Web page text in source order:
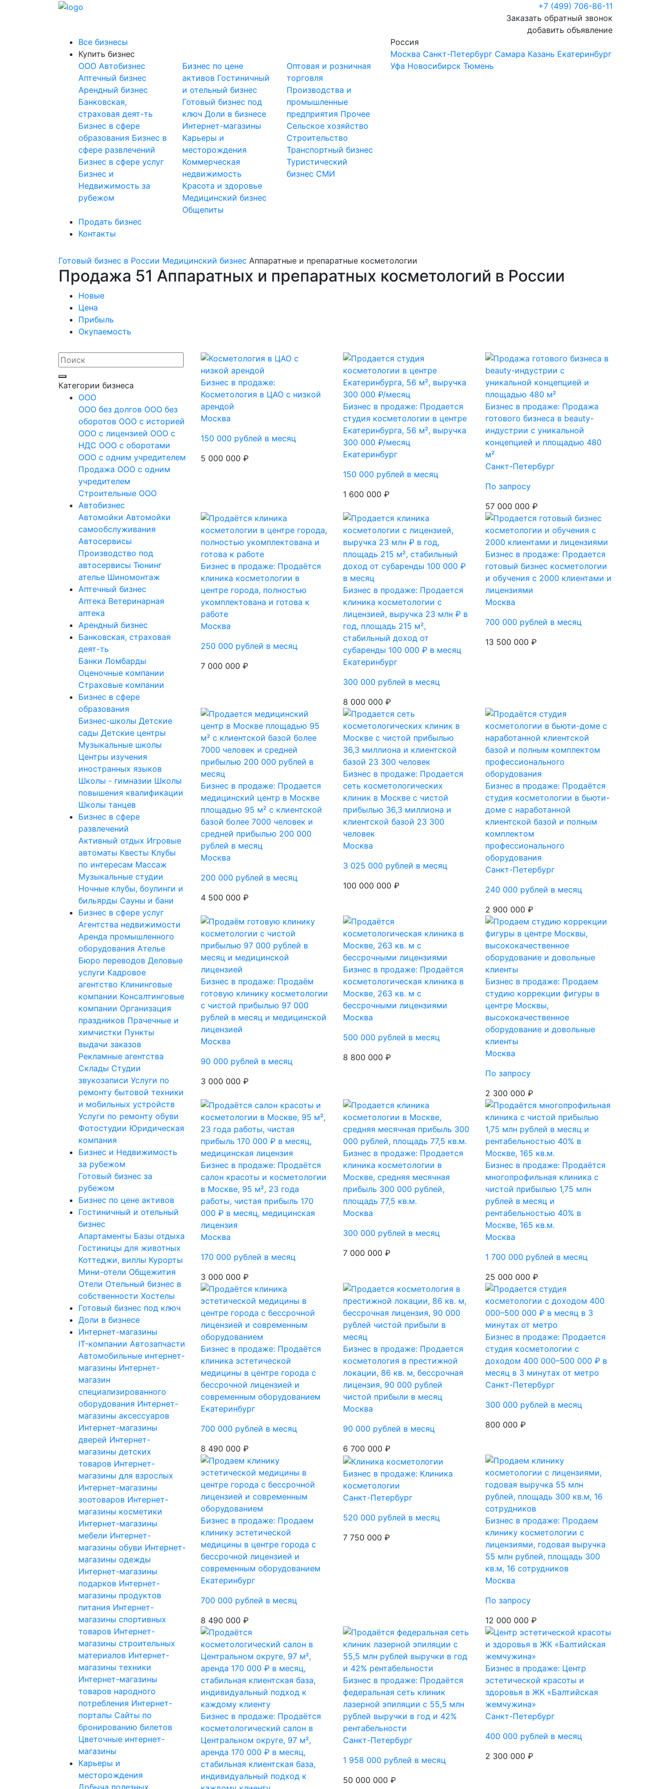
+7 (499) 706-86-11
Заказать обратный звонок
добавить объявление
Все бизнесы
Купить бизнес
OOO Автобизнес
Аптечный бизнес
Арендный бизнес
Банковская,
страховая деят-ть
Бизнес в сфере
образования Бизнес в
сфере развлечений
Бизнес в сфере услуг
Бизнес и
Недвижимость за
рубежом
Бизнес по цене
активов Гостиничный
и отельный бизнес
Готовый бизнес под
ключДоли в бизнесе
Интернет-магазины
Карьеры и
месторождения
Коммерческая
недвижимость
Красота и здоровье
Медицинский бизнес
Общепиты
Оптовая и розничная
торговля
Производства и
промышленные
предприятия Прочее
Сельское хозяйство
Строительство
Транспортный бизнес
Туристический
бизнес СМИ
Продать бизнес
Контакты
Россия
Москва Санкт-Петербург Самара Казань Екатеринбург
Уфа Новосибирск Тюмень
Готовый бизнес в России Медицинский бизнес Аппаратные и препаратные косметологии
Продажа 51 Аппаратных и препаратных косметологий в России
Новые
Цена
Прибыль
Окупаемость
Категории бизнеса
OOO
ООО без долгов ООО без
оборотов ООО с историей
ООО с лицензией ООО с
НДС ООО с оборотами
ООО с одним учредителем
Продажа ООО с одним
учредителем
Строительные ООО
Автобизнес
Автомойки Автомойки
самообслуживания
Автосервисы
Производство под
автосервисы Тюнинг
ателье Шиномонтаж
Аптечный бизнес
Аптека Ветеринарная
аптека
Арендный бизнес
Банковская, страховая
деят-ть
Банки Ломбарды
Оценочные компании
Страховые компании
Бизнес в сфере
образования
Бизнес-школы Детские
сады Детские центры
Музыкальные школы
Центры изучения
иностранных языков
Школы - гимназии Школы
повышения квалификации
Школы танцев
Бизнес в сфере
развлечений
Активный отдых Игровые
автоматы Квесты Клубы
по интересам Массаж
Музыкальные студии
Ночные клубы, боулинги и
бильярды Сауны и бани
Бизнес в сфере услуг
Агентства недвижимости
Аренда промышленного
оборудования Ателье
Бюро переводов Деловые
услуги Кадровое
агентство Клининговые
компании Консалтинговые
компании Организация
праздников Прачечные и
химчистки Пункты
выдачи заказов
Рекламные агентства
Склады Студии
звукозаписи Услуги по
ремонту бытовой техники
и мобильных устройств
Услуги по ремонту обуви
Фотостудии Юридическая
компания
Бизнес и Недвижимость
за рубежом
Готовый бизнес за
рубежом
Бизнес по цене активов
Гостиничный и отельный
бизнес
Апартаменты Базы отдыха
Гостиницы для животных
Коттеджи, виллы Курорты
Мини-отели Общежития
Отели Отельный бизнес в
собственности Хостелы
Готовый бизнес под ключ
Доли в бизнесе
Интернет-магазины
IT-компании Автозапчасти
Автомобильные интернет-
магазины Интернет-
магазин
специализированного
оборудования Интернет-
магазины аксессуаров
Интернет-магазины
дверей Интернет-
магазины детских
товаров Интернет-
магазины для взрослых
Интернет-магазины
зоотоваров Интернет-
магазины косметики
Интернет-магазины
мебели Интернет-
магазины обуви Интернет-
магазины одежды
Интернет-магазины
подарков Интернет-
магазины продуктов
питания Интернет-
магазины спортивных
товаров Интернет-
магазины строительных
материалов Интернет-
магазины техники
Интернет-магазины
товаров народного
потребления Интернет-
порталы Сайты по
бронированию билетов
Цветочные интернет-
магазины
Карьеры и
месторождения
Добыча полезных
Бизнес в продаже:
Косметология в ЦАО с низкой
арендой
Москва
150 000 рублей в месяц
5 000 000 ₽
Бизнес в продаже: Продается
студия косметологии в центре
Екатеринбурга, 56 м², выручка
300 000 ₽/месяц
Екатеринбург
150 000 рублей в месяц
1 600 000 ₽
Бизнес в продаже: Продажа
готового бизнеса в beauty-
индустрии с уникальной
концепцией и площадью 480
м²
Санкт-Петербург
По запросу
57 000 000 ₽
Бизнес в продаже: Продаётся
клиника косметологии в
центре города, полностью
укомплектована и готова к
работе
Москва
250 000 рублей в месяц
7 000 000 ₽
Бизнес в продаже: Продается
клиника косметологии с
лицензией, выручка 23 млн ₽ в
год, площадь 215 м²,
стабильный доход от
субаренды 100 000 ₽ в месяц
Екатеринбург
300 000 рублей в месяц
8 000 000 ₽
Бизнес в продаже: Продается
готовый бизнес косметологии
и обучения с 2000 клиентами и
лицензиями
Москва
700 000 рублей в месяц
13 500 000 ₽
Бизнес в продаже: Продается
медицинский центр в Москве
площадью 95 м² с клиентской
базой более 7000 человек и
средней прибылью 200 000
рублей в месяц
Москва
200 000 рублей в месяц
4 500 000 ₽
Бизнес в продаже: Продается
сеть косметологических
клиник в Москве с чистой
прибылью 36,3 миллиона и
клиентской базой 23 300
человек
Москва
3 025 000 рублей в месяц
100 000 000 ₽
Бизнес в продаже: Продаётся
студия косметологии в бьюти-
доме с наработанной
клиентской базой и полным
комплектом
профессионального
оборудования
Санкт-Петербург
240 000 рублей в месяц
2 900 000 ₽
Бизнес в продаже: Продаём
готовую клинику косметологии
с чистой прибылью 97 000
рублей в месяц и медицинской
лицензией
Москва
90 000 рублей в месяц
3 000 000 ₽
Бизнес в продаже: Продаётся
косметологическая клиника в
Москве, 263 кв. м с
бессрочными лицензиями
Москва
500 000 рублей в месяц
8 800 000 ₽
Бизнес в продаже: Продаем
студию коррекции фигуры в
центре Москвы,
высококачественное
оборудование и довольные
клиенты
Москва
По запросу
2 300 000 ₽
Бизнес в продаже: Продаётся
салон красоты и косметологии
в Москве, 95 м², 23 года
работы, чистая прибыль 170
000 ₽ в месяц, медицинская
лицензия
Москва
170 000 рублей в месяц
3 000 000 ₽
Бизнес в продаже: Продается
клиника косметологии в
Москве, средняя месячная
прибыль 300 000 рублей,
площадь 77,5 кв.м.
Москва
300 000 рублей в месяц
7 000 000 ₽
Бизнес в продаже: Продаётся
многопрофильная клиника с
чистой прибылью 1,75 млн
рублей в месяц и
рентабельностью 40% в
Москве, 165 кв.м.
Москва
1 700 000 рублей в месяц
25 000 000 ₽
Бизнес в продаже: Продаётся
клиника эстетической
медицины в центре города с
бессрочной лицензией и
современным оборудованием
Екатеринбург
700 000 рублей в месяц
8 490 000 ₽
Бизнес в продаже: Продается
косметология в престижной
локации, 86 кв. м, бессрочная
лицензия, 90 000 рублей
чистой прибыли в месяц
Москва
90 000 рублей в месяц
6 700 000 ₽
Бизнес в продаже: Продается
студия косметологии с
доходом 400 000–500 000 ₽ в
месяц в 3 минутах от метро
Санкт-Петербург
300 000 рублей в месяц
800 000 ₽
Бизнес в продаже: Продаем
клинику эстетической
медицины в центре города с
бессрочной лицензией и
современным оборудованием
Екатеринбург
700 000 рублей в месяц
8 490 000 ₽
Бизнес в продаже: Клиника
косметологии
Санкт-Петербург
520 000 рублей в месяц
7 750 000 ₽
Бизнес в продаже: Продаем
клинику косметологии с
лицензиями, годовая выручка
55 млн рублей, площадь 300
кв.м, 16 сотрудников
Москва
По запросу
12 000 000 ₽
Бизнес в продаже: Продаётся
косметологический салон в
Центральном округе, 97 м²,
аренда 170 000 ₽ в месяц,
стабильная клиентская база,
индивидуальный подход к
Бизнес в продаже: Продаётся
федеральная сеть клиник
лазерной эпиляции с 55,5 млн
рублей выручки в год и 42%
рентабельности
Санкт-Петербург
1 958 000 рублей в месяц
50 000 000 ₽
Бизнес в продаже: Центр
эстетической красоты и
здоровья в ЖК «Балтийская
жемчужина»
Санкт-Петербург
400 000 рублей в месяц
2 300 000 ₽